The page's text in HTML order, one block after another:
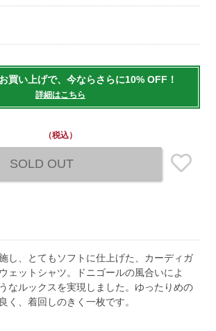
買い上げで、今ならさらに10% OFF！
詳細はこちら
（税込）
SOLD OUT
し、とてもソフトに仕上げた、カーディガ
ェットシャツ。ドニゴールの風合いによ
なルックスを実現しました。ゆったりめの
く、着回しのきく一枚です。